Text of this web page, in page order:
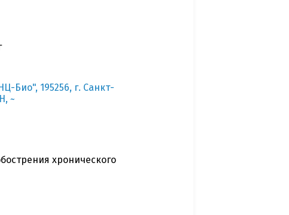
Био", 195256, г. Санкт-
~
хронического